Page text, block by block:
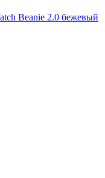
Beanie 2.0 бежевый